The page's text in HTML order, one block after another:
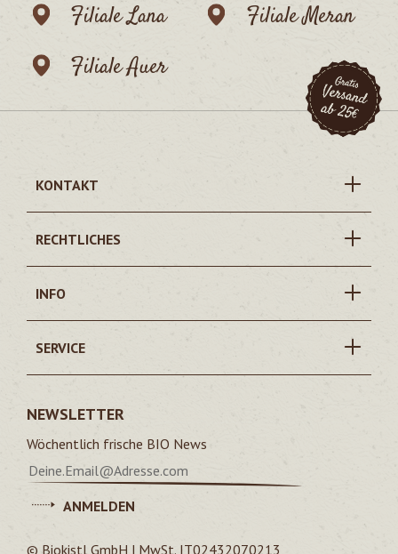
Filiale Lana
Filiale Meran
Filiale Auer
KONTAKT
RECHTLICHES
INFO
SERVICE
NEWSLETTER
Wöchentlich frische BIO News
ANMELDEN
© Biokistl GmbH | MwSt. IT02432070213